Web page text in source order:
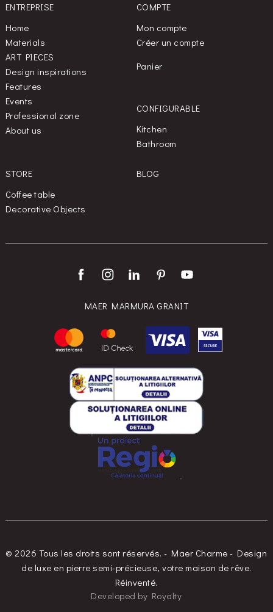
ENTREPRISE
Home
Materials
ART PIECES
Design inspirations
Features
Events
Professional zone
About us
COMPTE
Mon compte
Créer un compte
Panier
CONFIGURABLE
Kitchen
Bathroom
STORE
Coffee table
Decorative Objects
BLOG
MAER MARMURA GRANIT
© 2026 Tous les droits sont réservés. - Maer Charme - Design
de luxe en pierre semi-précieuse, votre maison de rêve.
Réinventé.
Developed by Royalty